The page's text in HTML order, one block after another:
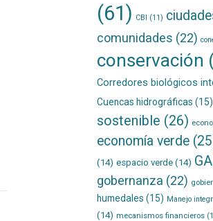
(61) CBI (11)
comunidades (22)
conservación
Corredores biológicos
Cuencas hidrográficas (15)
sostenible (26)
economía verde
(14) espacio verde(14)
gobernanza (22)
humedales (15) Manejo
(14) mecanismos financieros